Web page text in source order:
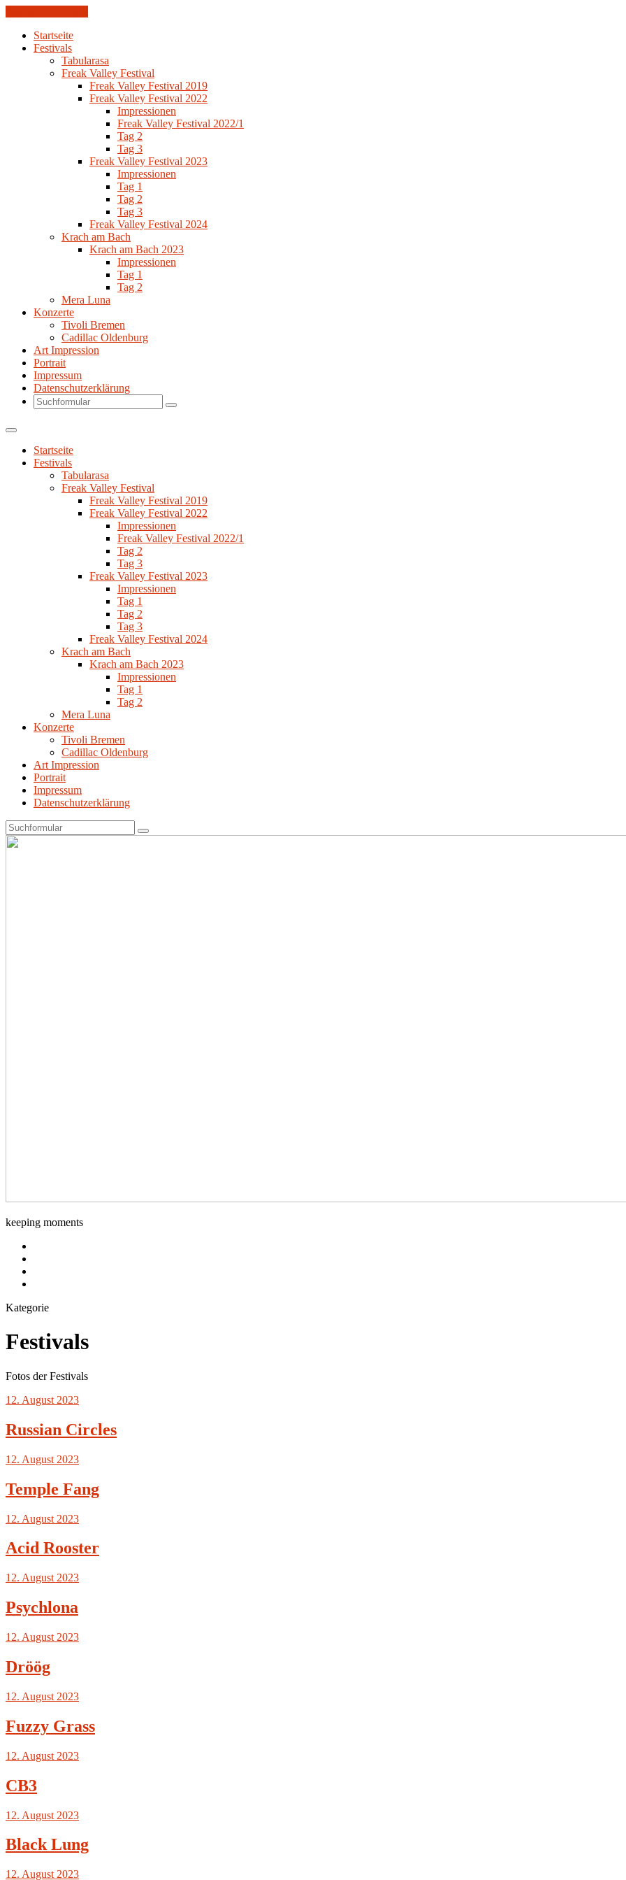
Startseite
Festivals
Tabularasa
Freak Valley Festival
Freak Valley Festival 2019
Freak Valley Festival 2022
Impressionen
Freak Valley Festival 2022/1
Tag 2
Tag 3
Freak Valley Festival 2023
Impressionen
Tag 1
Tag 2
Tag 3
Freak Valley Festival 2024
Krach am Bach
Krach am Bach 2023
Impressionen
Tag 1
Tag 2
Mera Luna
Konzerte
Tivoli Bremen
Cadillac Oldenburg
Art Impression
Portrait
Impressum
Datenschutzerklärung
Search
Startseite
Festivals
Tabularasa
Freak Valley Festival
Freak Valley Festival 2019
Freak Valley Festival 2022
Impressionen
Freak Valley Festival 2022/1
Tag 2
Tag 3
Freak Valley Festival 2023
Impressionen
Tag 1
Tag 2
Tag 3
Freak Valley Festival 2024
Krach am Bach
Krach am Bach 2023
Impressionen
Tag 1
Tag 2
Mera Luna
Konzerte
Tivoli Bremen
Cadillac Oldenburg
Art Impression
Portrait
Impressum
Datenschutzerklärung
Search
keeping moments
(EU)
Kategorie
Festivals
Fotos der Festivals
12. August 2023
Russian Circles
12. August 2023
Temple Fang
12. August 2023
Acid Rooster
12. August 2023
Psychlona
12. August 2023
Dröög
12. August 2023
Fuzzy Grass
12. August 2023
CB3
12. August 2023
Black Lung
12. August 2023